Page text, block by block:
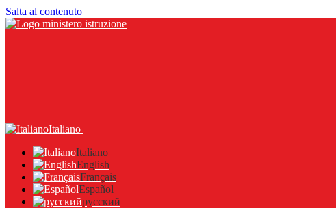
Salta al contenuto
Italiano
Italiano
English
Français
Español
русский